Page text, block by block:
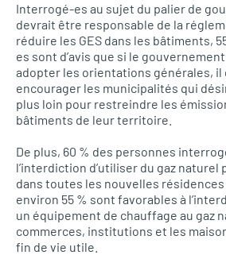
Interrogé-es au sujet du palier de
devrait être responsable de la
réduire les GES dans les bâtiments,
es sont d’avis que si le
adopter les orientations générales, il
encourager les municipalités qui
plus loin pour restreindre les
bâtiments de leur territoire.
De plus, 60 % des personnes
l’interdiction d’utiliser du gaz naturel
dans toutes les nouvelles
environ 55 % sont favorables à
un équipement de chauffage au gaz
commerces, institutions et les
fin de vie utile.